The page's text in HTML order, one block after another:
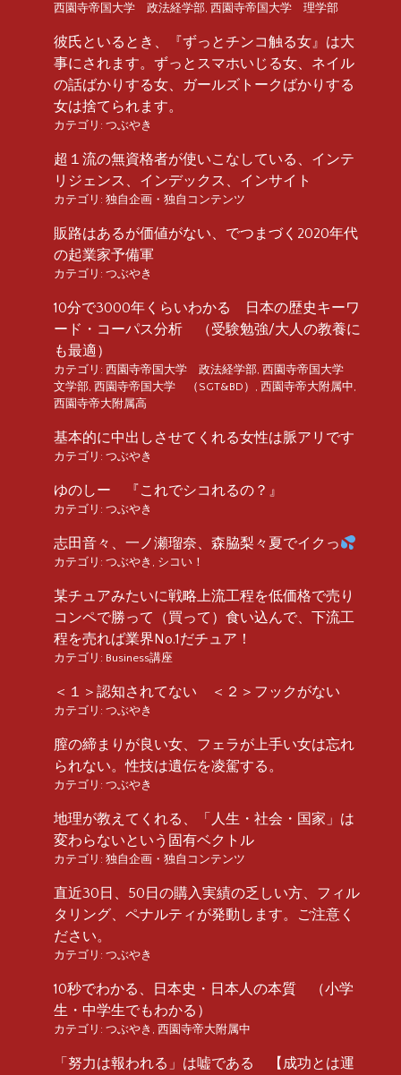
西園寺帝国大学 政法経学部, 西園寺帝国大学 理学部
彼氏といるとき、『ずっとチンコ触る女』は大
事にされます。ずっとスマホいじる女、ネイル
の話ばかりする女、ガールズトークばかりする
女は捨てられます。
カテゴリ: つぶやき
超１流の無資格者が使いこなしている、インテ
リジェンス、インデックス、インサイト
カテゴリ: 独自企画・独自コンテンツ
販路はあるが価値がない、でつまづく2020年代
の起業家予備軍
カテゴリ: つぶやき
10分で3000年くらいわかる 日本の歴史キーワ
ード・コーパス分析 （受験勉強/大人の教養に
も最適）
カテゴリ: 西園寺帝国大学 政法経学部, 西園寺帝国大学
文学部, 西園寺帝国大学 （SGT&BD） , 西園寺帝大附属中,
西園寺帝大附属高
基本的に中出しさせてくれる女性は脈アリです
カテゴリ: つぶやき
ゆのしー 『これでシコれるの？』
カテゴリ: つぶやき
志田音々、一ノ瀬瑠奈、森脇梨々夏でイクっ
カテゴリ: つぶやき , シコい！
某チュアみたいに戦略上流工程を低価格で売り
コンペで勝って（買って）食い込んで、下流工
程を売れば業界No.1だチュア！
カテゴリ: Business講座
＜１＞認知されてない ＜２＞フックがない
カテゴリ: つぶやき
膣の締まりが良い女、フェラが上手い女は忘れ
られない。性技は遺伝を凌駕する。
カテゴリ: つぶやき
地理が教えてくれる、「人生・社会・国家」は
変わらないという固有ベクトル
カテゴリ: 独自企画・独自コンテンツ
直近30日、50日の購入実績の乏しい方、フィル
タリング、ペナルティが発動します。ご注意く
ださい。
カテゴリ: つぶやき
10秒でわかる、日本史・日本人の本質 （小学
生・中学生でもわかる）
カテゴリ: つぶやき , 西園寺帝大附属中
「努力は報われる」は嘘である 【成功とは運